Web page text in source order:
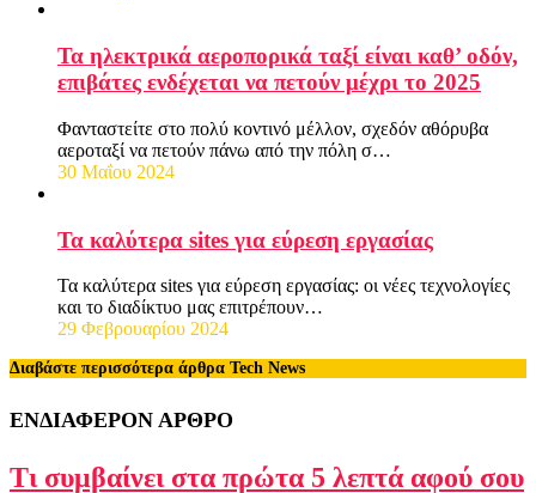
Τα ηλεκτρικά αεροπορικά ταξί είναι καθ’ οδόν,
επιβάτες ενδέχεται να πετούν μέχρι το 2025
Φανταστείτε στο πολύ κοντινό μέλλον, σχεδόν αθόρυβα
αεροταξί να πετούν πάνω από την πόλη σ…
30 Μαΐου 2024
Τα καλύτερα sites για εύρεση εργασίας
Τα καλύτερα sites για εύρεση εργασίας: οι νέες τεχνολογίες
και το διαδίκτυο μας επιτρέπουν…
29 Φεβρουαρίου 2024
Διαβάστε περισσότερα άρθρα Tech News
ΕΝΔΙΑΦΕΡΟΝ ΑΡΘΡΟ
Τι συμβαίνει στα πρώτα 5 λεπτά αφού σου